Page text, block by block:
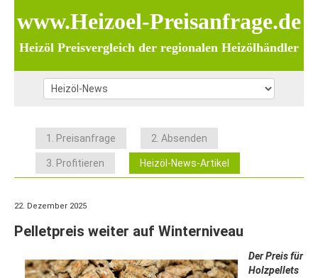
www.Heizoel-Preisanfrage.de
Heizöl Preisvergleich der regionalen Heizölhändler
1. Preisanfrage 2. Absenden
3. Profitieren Heizöl-News-Artikel
22. Dezember 2025
Pelletpreis weiter auf Winterniveau
Der Preis für
Holzpellets